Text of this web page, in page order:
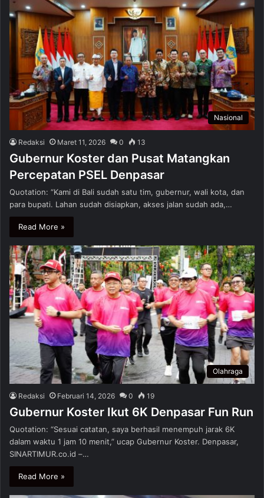
Nasional
Redaksi Maret 11, 2026 0 13
Gubernur Koster dan Pusat Matangkan
Percepatan PSEL Denpasar
Quotation: “Kami di Bali sudah satu tim, gubernur, wali kota, dan
para bupati. Lahan sudah disiapkan, akses jalan sudah ada,…
Read More »
Olahraga
Redaksi Februari 14, 2026 0 19
Gubernur Koster Ikut 6K Denpasar Fun Run
Quotation: “Sesuai catatan, saya berhasil menempuh jarak 6K
dalam waktu 1 jam 10 menit,” ucap Gubernur Koster. Denpasar,
SINARTIMUR.co.id –…
Read More »